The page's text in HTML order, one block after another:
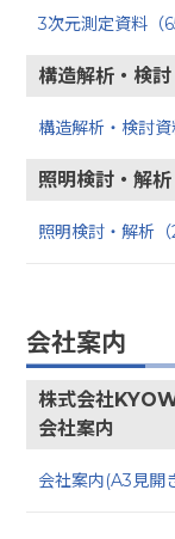
3次元測定資料（
構造解析・検討
構造解析・検討
照明検討・解析
照明検討・解析
会社案内
株式会社
会社案内
会社案内(A3見開